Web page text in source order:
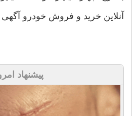
آنلاین خرید و فروش خودرو
پیشنهاد